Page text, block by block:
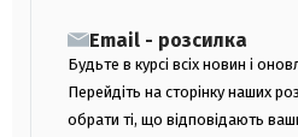
Email - розсилка
Будьте в курсі всіх новин і
Перейдіть на сторінку наших
обрати ті, що відповідають